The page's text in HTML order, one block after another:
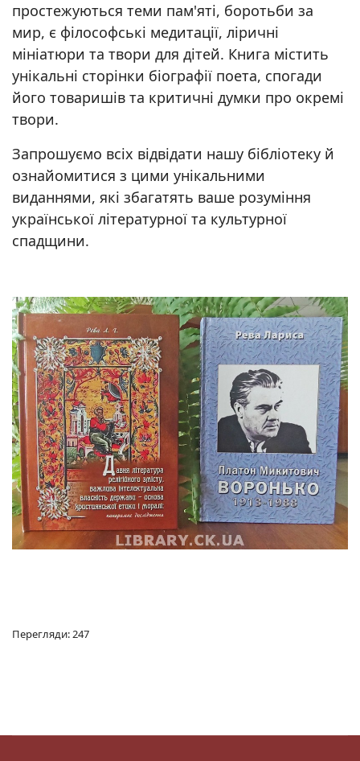
простежуються теми пам'яті, боротьби за
мир, є філософські медитації, ліричні
мініатюри та твори для дітей. Книга містить
унікальні сторінки біографії поета, спогади
його товаришів та критичні думки про окремі
твори.
Запрошуємо всіх відвідати нашу бібліотеку й
ознайомитися з цими унікальними
виданнями, які збагатять ваше розуміння
української літературної та культурної
спадщини.
Перегляди: 247